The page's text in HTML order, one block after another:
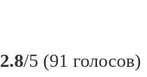
2.8/5 (91 голосов)